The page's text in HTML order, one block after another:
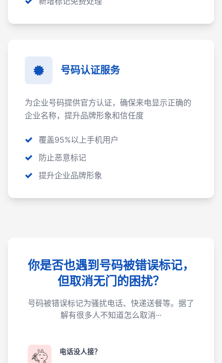
号码认证服务
为企业号码提供官方认证，确保来电显示正确的
企业名称，提升品牌形象和信任度
覆盖95%以上手机用户
防止恶意标记
提升企业品牌形象
你是否也遇到号码被错误标记，
但取消无门的困扰？
号码被错误标记为骚扰电话、快递送餐等。据了
解有很多人不知道怎么取消···
电话没人接？